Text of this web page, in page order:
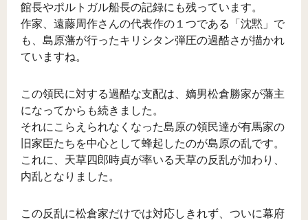
館長やポルトガル船長の記録にも残っています。
作家、遠藤周作さんの代表作の１つである「沈黙」で
も、島原藩が行ったキリシタン弾圧の過酷さが描かれ
ていますね。
この領民に対する過酷な支配は、嫡男松倉勝家が藩主
になってからも続きました。
それにこらえられなくなった島原の領民達が有馬家の
旧家臣たちを中心として蜂起したのが島原の乱です。
これに、天草四郎時貞が率いる天草の反乱が加わり、
内乱となりました。
この反乱に松倉家だけでは対応しきれず、ついに幕府